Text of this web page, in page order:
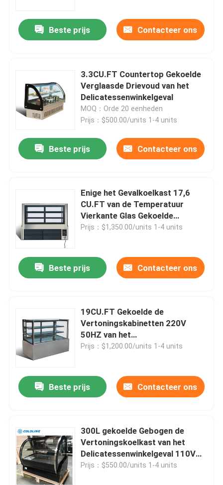
Beste prijs Contacteer ons
3.3CU.FT Countertop Gekoelde
Verglaasde Drievoud van het
Delicatessenwinkelgeval
MOQ：Orde 20 eenheden
Prijs：$500.00/units 1-4 units
Beste prijs Contacteer ons
Enige het Gevalkoelkast 17,6
CU.FT van de Temperatuur
Vierkante Glas Gekoelde
Delicatessenwinkel
Prijs：$1,350.00/units 1-4 units
Beste prijs Contacteer ons
19CU.FT Gekoelde de
Vertoningskabinetten 220V
50HZ van het
Delicatessenwinkelgeval
Prijs：$1,200.00/units 1-4 units
Beste prijs Contacteer ons
300L gekoelde Gebogen de
Vertoningskoelkast van het
Delicatessenwinkelgeval 110V
60HZ
Prijs：$550.00/units 1-4 units